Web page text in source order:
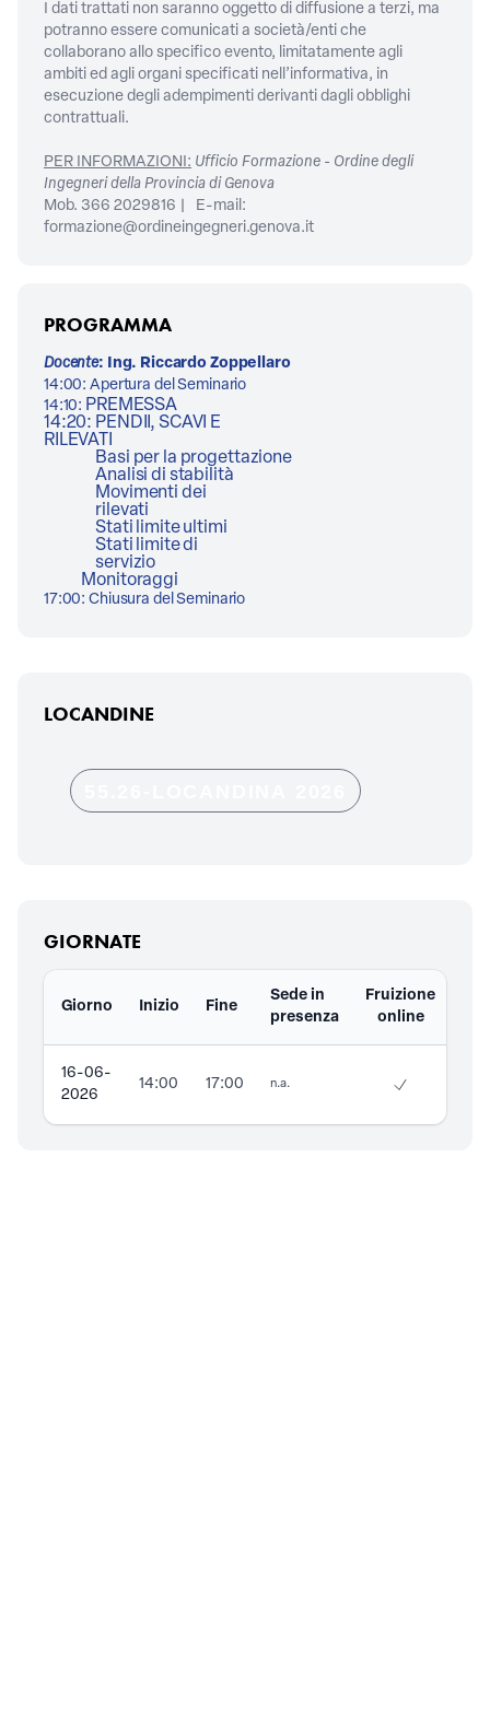
I dati trattati non saranno oggetto di diffusione a terzi, ma
potranno essere comunicati a società/enti che
collaborano allo specifico evento, limitatamente agli
ambiti ed agli organi specificati nell’informativa, in
esecuzione degli adempimenti derivanti dagli obblighi
contrattuali.
PER INFORMAZIONI: Ufficio Formazione - Ordine degli
Ingegneri della Provincia di Genova
Mob. 366 2029816 | E-mail:
formazione@ordineingegneri.genova.it
PROGRAMMA
Docente: Ing. Riccardo Zoppellaro
14:00: Apertura del Seminario
14:10: PREMESSA
14:20: PENDII, SCAVI E
RILEVATI
Basi per la progettazione
Analisi di stabilità
Movimenti dei
rilevati
Stati limite ultimi
Stati limite di
servizio
Monitoraggi
17:00: Chiusura del Seminario
LOCANDINE
GIORNATE
Giorno Inizio Fine
Sede in
presenza
Fruizione
online
16-06-
2026
14:00 17:00 n.a.